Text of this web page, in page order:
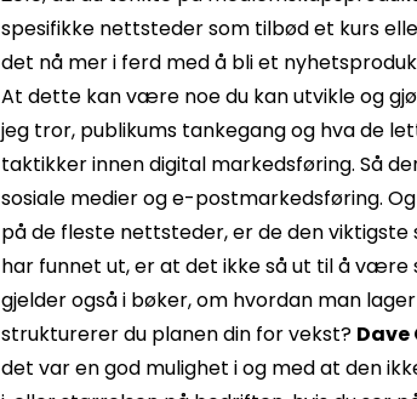
spesifikke nettsteder som tilbød et kurs
det nå mer i ferd med å bli et
At dette kan være noe du kan utvikle og
jeg tror, ​​publikums tankegang og hva de
taktikker innen digital markedsføring. Så
sosiale medier og e-postmarkedsføring.
på de fleste nettsteder, er de den viktigste
har funnet ut, er at det ikke så ut til å
gjelder også i bøker, om hvordan man
strukturerer du planen din for vekst? Dave
det var en god mulighet i og med at den